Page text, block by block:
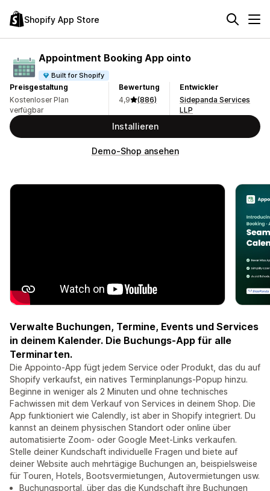
Shopify App Store
Appointment Booking App ointo
Built for Shopify
Preisgestaltung
Kostenloser Plan
verfügbar
Bewertung
4,9
(886)
Entwickler
Sidepanda Services
LLP
Installieren
Demo-Shop ansehen
Verwalte Buchungen, Termine, Events und Services
in deinem Kalender. Die Buchungs-App für alle
Terminarten.
Die Appointo-App fügt jedem Service oder Produkt, das du auf
Shopify verkaufst, ein natives Terminplanungs-Popup hinzu.
Beginne in weniger als 2 Minuten und ohne technisches
Fachwissen mit dem Verkauf von Services in deinem Shop. Die
App funktioniert wie Calendly, ist aber in Shopify integriert. Du
kannst an deinem physischen Standort oder online über
automatisierte Zoom- oder Google Meet-Links verkaufen.
Stelle deiner Kundschaft individuelle Fragen und biete auf
deiner Website auch mehrtägige Buchungen an, beispielsweise
für Touren, Hotels, Bootsvermietungen, Autovermietungen usw.
Buchungsportal, über das die Kundschaft ihre Buchungen